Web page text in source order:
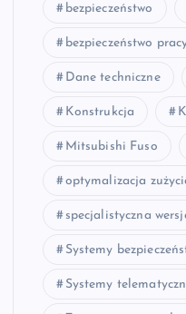
bezpieczeństwo
bezpieczeństwo
Dane techniczne
Konstrukcja
Mitsubishi Fuso
optymalizacja
specjalistyczna
Systemy
Systemy